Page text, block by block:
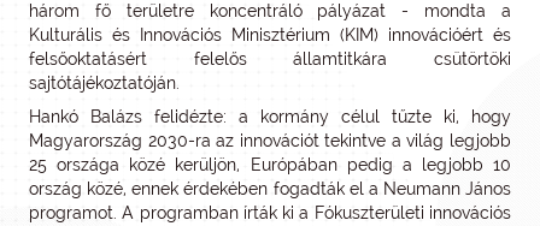
három fő területre koncentráló pályázat - mondta a
Kulturális és Innovációs Minisztérium (KIM) innovációért és
felsőoktatásért felelős államtitkára csütörtöki
sajtótájékoztatóján.
Hankó Balázs felidézte: a kormány célul tűzte ki, hogy
Magyarország 2030-ra az innovációt tekintve a világ legjobb
25 országa közé kerüljön, Európában pedig a legjobb 10
ország közé, ennek érdekében fogadták el a Neumann János
programot. A programban írták ki a Fókuszterületi innovációs